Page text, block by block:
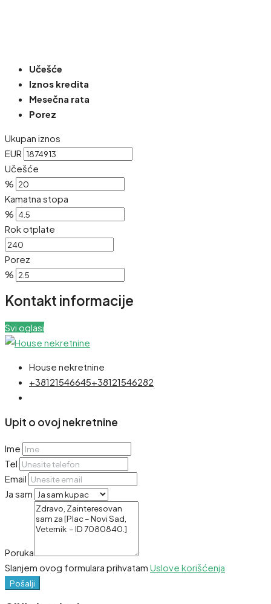
Učešće
Iznos kredita
Mesečna rata
Porez
Ukupan iznos
EUR
Učešće
%
Kamatna stopa
%
Rok otplate
Porez
%
Kontakt informacije
Svi oglasi
House nekretnine
+38121546645+38121546282
Upit o ovoj nekretnine
Ime
Tel
Email
Ja sam
Poruka
Slanjem ovog formulara prihvatam Uslove korišćenja
Pošalji